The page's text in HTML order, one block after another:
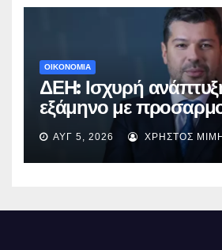
ΟΙΚΟΝΟΜΙΑ
ΔΕΗ: Ισχυρή
εξάμηνο με
EBITDA στα €1,2 δισ.
ΑΥΓ 5, 2026 ΧΡΉΣΤΟΣ